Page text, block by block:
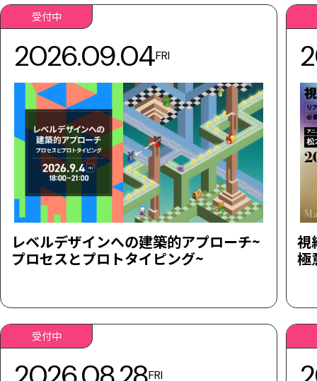
受付中
2026.09.04FRI
レベルデザインへの建築的アプローチ~
プロセスとプロトタイピング~
視
極
受付中
FRI